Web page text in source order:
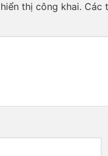
thị công khai. Các